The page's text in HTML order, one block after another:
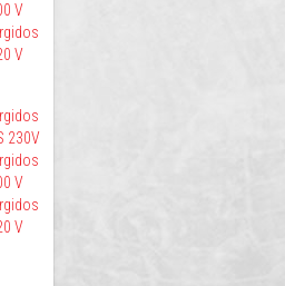
V
V
230V
V
V